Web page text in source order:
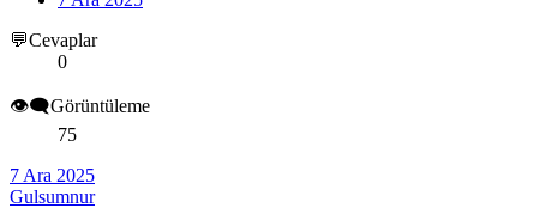
💬Cevaplar
0
👁️‍🗨️Görüntüleme
75
7 Ara 2025
Gulsumnur